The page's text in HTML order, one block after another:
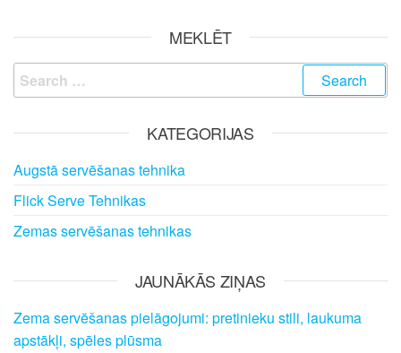
MEKLĒT
Search
for:
KATEGORIJAS
Augstā servēšanas tehnika
Flick Serve Tehnikas
Zemas servēšanas tehnikas
JAUNĀKĀS ZIŅAS
Zema servēšanas pielāgojumi: pretinieku stili, laukuma
apstākļi, spēles plūsma